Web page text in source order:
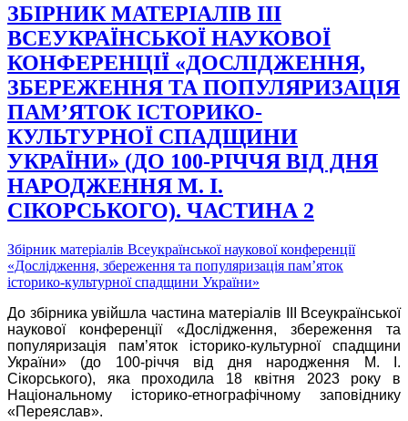
ЗБІРНИК МАТЕРІАЛІВ III
ВСЕУКРАЇНСЬКОЇ НАУКОВОЇ
КОНФЕРЕНЦІЇ «ДОСЛІДЖЕННЯ,
ЗБЕРЕЖЕННЯ ТА ПОПУЛЯРИЗАЦІЯ
ПАМ’ЯТОК ІСТОРИКО-
КУЛЬТУРНОЇ СПАДЩИНИ
УКРАЇНИ» (ДО 100-РІЧЧЯ ВІД ДНЯ
НАРОДЖЕННЯ М. І.
СІКОРСЬКОГО). ЧАСТИНА 2
Збірник матеріалів Всеукраїнської наукової конференції
«Дослідження, збереження та популяризація пам’яток
історико-культурної спадщини України»
До збірника увійшла частина матеріалів III Всеукраїнської
наукової конференції «Дослідження, збереження та
популяризація пам’яток історико-культурної спадщини
України» (до 100-річчя від дня народження М. І.
Сікорського), яка проходила 18 квітня 2023 року в
Національному історико-етнографічному заповіднику
«Переяслав».